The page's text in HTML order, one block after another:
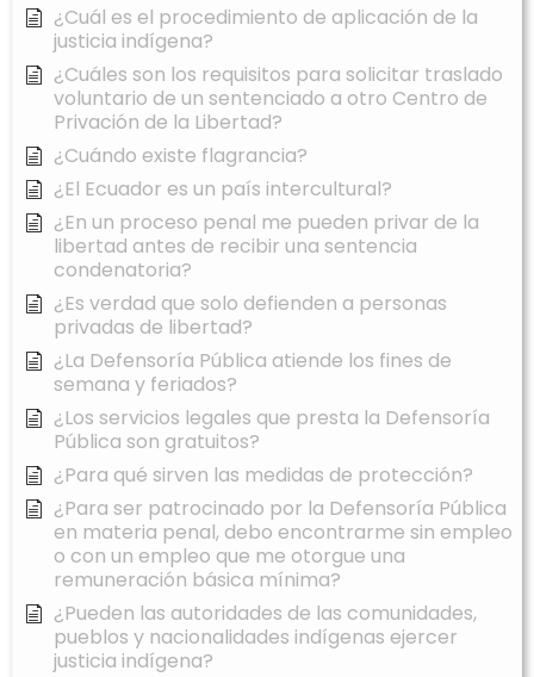
¿Cuál es el procedimiento de aplicación de la
justicia indígena?
¿Cuáles son los requisitos para solicitar traslado
voluntario de un sentenciado a otro Centro de
Privación de la Libertad?
¿Cuándo existe flagrancia?
¿El Ecuador es un país intercultural?
¿En un proceso penal me pueden privar de la
libertad antes de recibir una sentencia
condenatoria?
¿Es verdad que solo defienden a personas
privadas de libertad?
¿La Defensoría Pública atiende los fines de
semana y feriados?
¿Los servicios legales que presta la Defensoría
Pública son gratuitos?
¿Para qué sirven las medidas de protección?
¿Para ser patrocinado por la Defensoría Pública
en materia penal, debo encontrarme sin empleo
o con un empleo que me otorgue una
remuneración básica mínima?
¿Pueden las autoridades de las comunidades,
pueblos y nacionalidades indígenas ejercer
justicia indígena?